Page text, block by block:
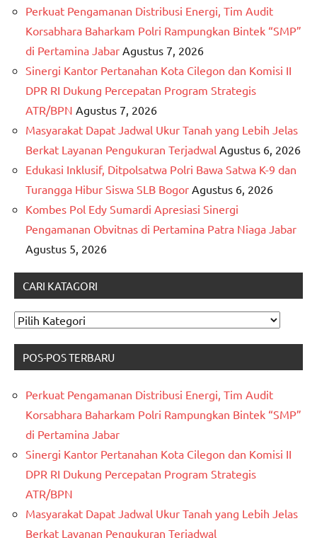
Perkuat Pengamanan Distribusi Energi, Tim Audit
Korsabhara Baharkam Polri Rampungkan Bintek “SMP”
di Pertamina Jabar Agustus 7, 2026
Sinergi Kantor Pertanahan Kota Cilegon dan Komisi II
DPR RI Dukung Percepatan Program Strategis
ATR/BPN Agustus 7, 2026
Masyarakat Dapat Jadwal Ukur Tanah yang Lebih Jelas
Berkat Layanan Pengukuran Terjadwal Agustus 6, 2026
Edukasi Inklusif, Ditpolsatwa Polri Bawa Satwa K-9 dan
Turangga Hibur Siswa SLB Bogor Agustus 6, 2026
Kombes Pol Edy Sumardi Apresiasi Sinergi
Pengamanan Obvitnas di Pertamina Patra Niaga Jabar
Agustus 5, 2026
CARI KATAGORI
CARI
POS-POS TERBARU
Perkuat Pengamanan Distribusi Energi, Tim Audit
Korsabhara Baharkam Polri Rampungkan Bintek “SMP”
di Pertamina Jabar
Sinergi Kantor Pertanahan Kota Cilegon dan Komisi II
DPR RI Dukung Percepatan Program Strategis
ATR/BPN
Masyarakat Dapat Jadwal Ukur Tanah yang Lebih Jelas
Berkat Layanan Pengukuran Terjadwal